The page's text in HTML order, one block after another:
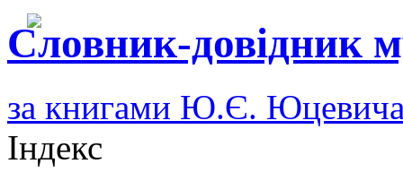
Словник-довідник
за книгами Ю.Є.
Індекс